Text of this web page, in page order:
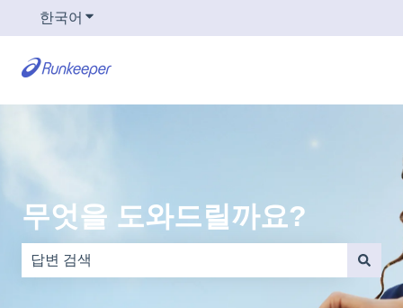
한국어 번역을 위한 하위 메뉴 보기
무엇을 도와드릴까요?